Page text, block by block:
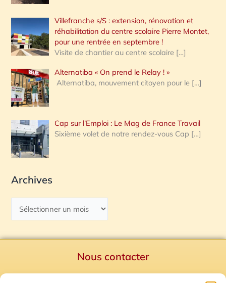
Villefranche s/S : extension, rénovation et
réhabilitation du centre scolaire Pierre Montet,
pour une rentrée en septembre !
Visite de chantier au centre scolaire […]
Alternatiba « On prend le Relay ! »
Alternatiba, mouvement citoyen pour le […]
Cap sur l’Emploi : Le Mag de France Travail
Sixième volet de notre rendez-vous Cap […]
Archives
Nous contacter